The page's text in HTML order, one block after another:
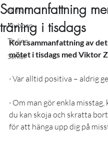
Junior
Klubben
Tävling
Senior
Sammanfattning
träning i tisdags
Kort sammanfattning av
mötet i tisdags med Viktor
· Var alltid positiva – aldrig
· Om man gör enkla
du kan skoja och skratta
för att hänga upp dig på